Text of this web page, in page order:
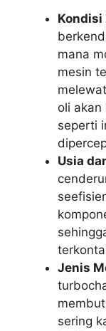
Kondisi
mana
mesin
oli akan
seperti
Usia
Jenis
sering